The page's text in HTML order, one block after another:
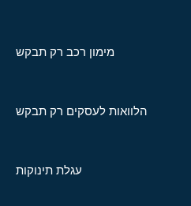
מימון רכב רק תבקש
הלוואות לעסקים רק תבקש
עגלת תינוקות